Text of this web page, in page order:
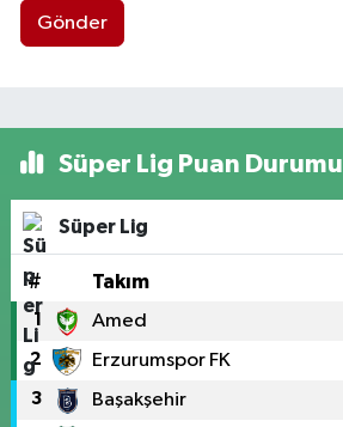
Gönder
Süper Lig Puan Durumu
Süper Lig
# Takım
1 Amed
2 Erzurumspor FK
3 Başakşehir